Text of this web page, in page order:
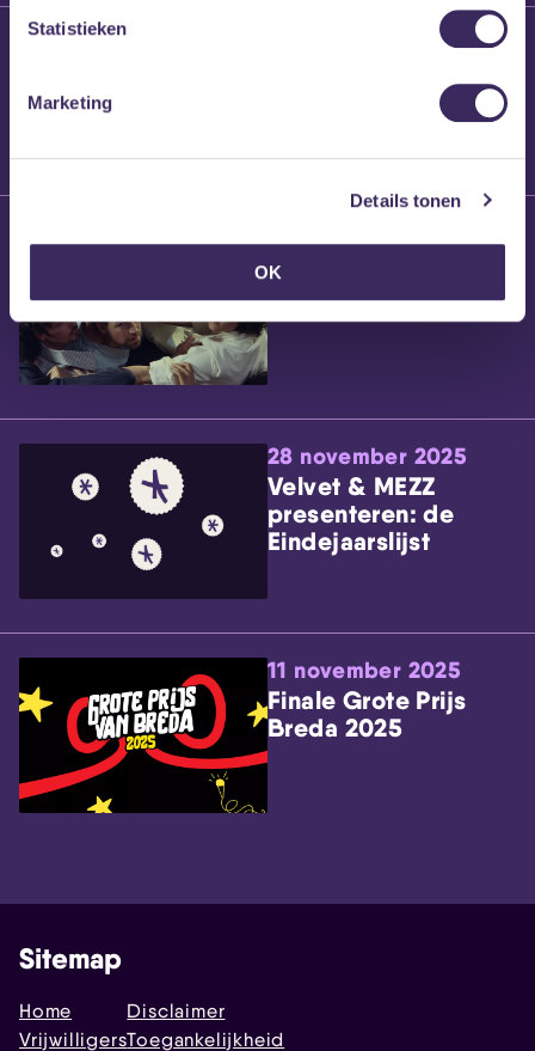
Statistieken
Marketing
Details tonen
OK
Brennt Vanneste
Willem’s Blog: Ão
28 november 2025
Velvet & MEZZ
presenteren: de
Eindejaarslijst
11 november 2025
Finale Grote Prijs
Breda 2025
Sitemap
Home
Vrijwilligers
Disclaimer
Toegankelijkheid